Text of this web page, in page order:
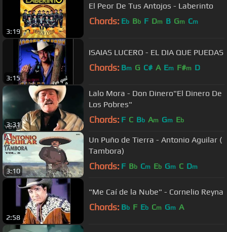
3:19
El Peor De Tus Antojos - Laberinto
Chords: Eb Bb F Dm B Gm Cm
3:15
ISAIAS LUCERO - EL DIA QUE PUEDAS
Chords: Bm G C# A Em F#m D
3:31
Lalo Mora - Don Dinero"El Dinero De
Los Pobres"
Chords: F C Bb Am Gm Eb
3:10
Un Puño de Tierra - Antonio Aguilar (
Tambora)
Chords: F Bb Cm Eb Gm C Dm
2:58
"Me Caí de la Nube" - Cornelio Reyna
Chords: Bb F Eb Cm Gm A